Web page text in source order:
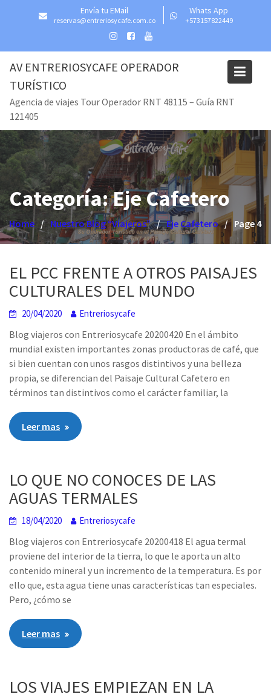
Envía tu EMail
reservas@entreriosycafe.com.co
Whats App
+573157822449
AV ENTRERIOSYCAFE OPERADOR
TURÍSTICO
Agencia de viajes Tour Operador RNT 48115 – Guía RNT
121405
Categoría:Eje Cafetero
Home Nuestro Blog “Viajeros” Eje Cafetero Page 4
EL PCC FRENTE A OTROS PAISAJES
CULTURALES DEL MUNDO
20/04/2020 Entreriosycafe
Blog viajeros con Entreriosycafe 20200420 En el ámbito
mundial existen importantes zonas productoras de café, que
si bien cuentan con unos rasgos distintivos y una belleza
propia, se diferencian del Paisaje Cultural Cafetero en
términos tan distintivos como el carácter familiar, la
Leer mas
LO QUE NO CONOCES DE LAS
AGUAS TERMALES
18/04/2020 Entreriosycafe
Blog viajeros con Entreriosycafe 20200418 El agua termal
proviene del interior de la tierra, lo que le aporta un alto
contenido mineral y un incremento de la temperatura. Es por
ello que, esta agua tiene unas características tan especiales.
Pero, ¿cómo se
Leer mas
LOS VIAJES EMPIEZAN EN LA